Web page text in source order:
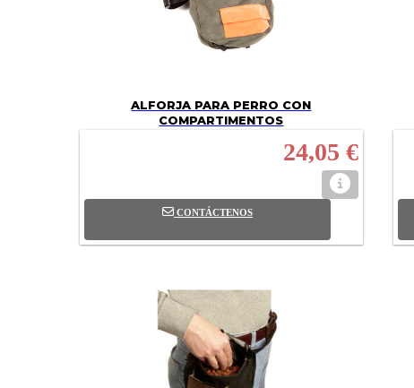
ALFORJA PARA PERRO CON
COMPARTIMENTOS
24,05 €
CONTÁCTENOS